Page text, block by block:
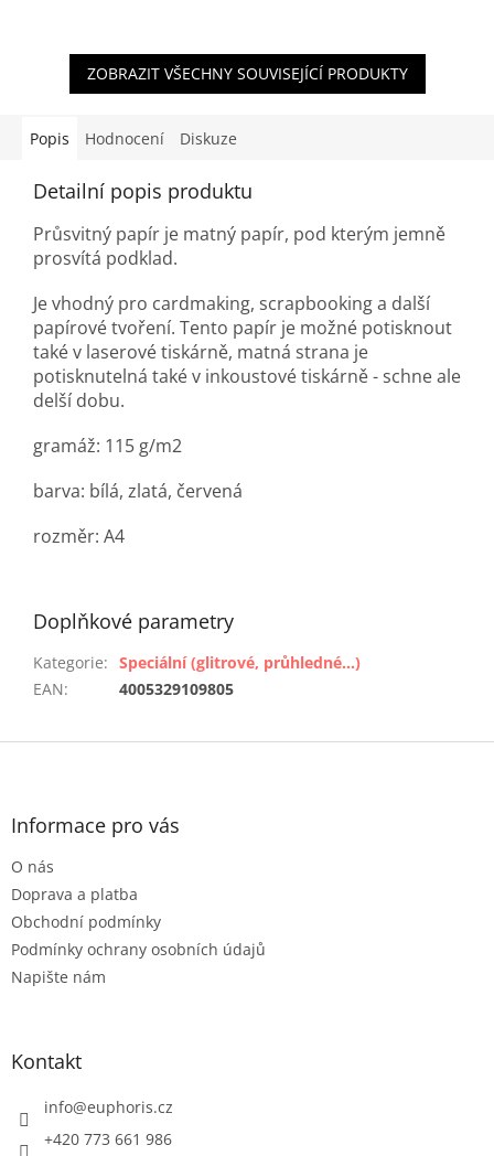
ZOBRAZIT VŠECHNY SOUVISEJÍCÍ PRODUKTY
Popis Hodnocení Diskuze
Detailní popis produktu
Průsvitný papír je matný papír, pod kterým jemně
prosvítá podklad.
Je vhodný pro cardmaking, scrapbooking a další
papírové tvoření. Tento papír je možné potisknout
také v laserové tiskárně, matná strana je
potisknutelná také v inkoustové tiskárně - schne ale
delší dobu.
gramáž: 115 g/m2
barva: bílá, zlatá, červená
rozměr: A4
Doplňkové parametry
Kategorie: Speciální (glitrové, průhledné...)
EAN: 4005329109805
Z
Informace pro vás
O nás
Doprava a platba
Obchodní podmínky
Podmínky ochrany osobních údajů
Napište nám
Kontakt
info@euphoris.cz
+420 773 661 986